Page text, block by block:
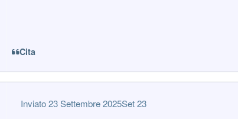
Cita
Inviato23 Settembre 2025Set 23